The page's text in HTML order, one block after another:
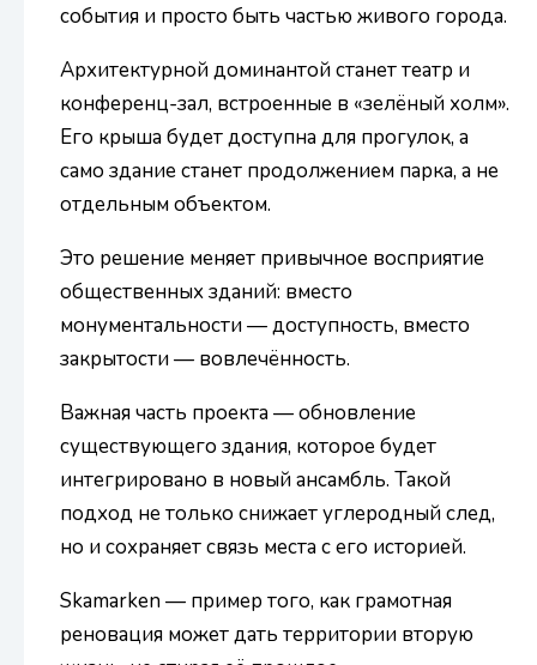
события и просто быть частью живого города.
Архитектурной доминантой станет театр и
конференц-зал, встроенные в «зелёный холм».
Его крыша будет доступна для прогулок, а
само здание станет продолжением парка, а не
отдельным объектом.
Это решение меняет привычное восприятие
общественных зданий: вместо
монументальности — доступность, вместо
закрытости — вовлечённость.
Важная часть проекта — обновление
существующего здания, которое будет
интегрировано в новый ансамбль. Такой
подход не только снижает углеродный след,
но и сохраняет связь места с его историей.
Skamarken — пример того, как грамотная
реновация может дать территории вторую